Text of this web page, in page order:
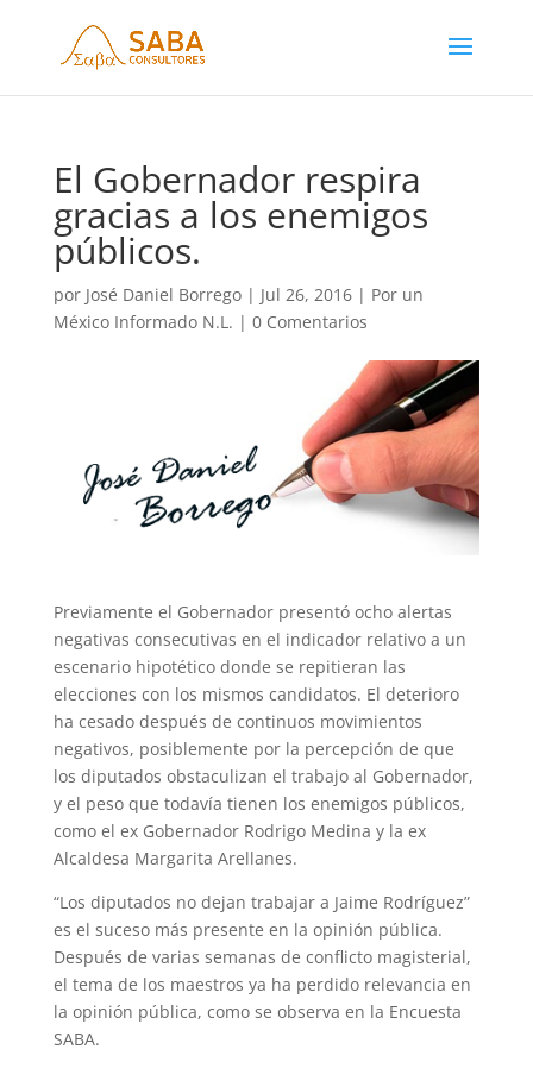
El Gobernador respira
gracias a los enemigos
públicos.
por José Daniel Borrego| Jul 26, 2016| Por un
México Informado N.L. | 0 Comentarios
Previamente el Gobernador presentó ocho alertas
negativas consecutivas en el indicador relativo a un
escenario hipotético donde se repitieran las
elecciones con los mismos candidatos. El deterioro
ha cesado después de continuos movimientos
negativos, posiblemente por la percepción de que
los diputados obstaculizan el trabajo al Gobernador,
y el peso que todavía tienen los enemigos públicos,
como el ex Gobernador Rodrigo Medina y la ex
Alcaldesa Margarita Arellanes.
“Los diputados no dejan trabajar a Jaime Rodríguez”
es el suceso más presente en la opinión pública.
Después de varias semanas de conflicto magisterial,
el tema de los maestros ya ha perdido relevancia en
la opinión pública, como se observa en la Encuesta
SABA.